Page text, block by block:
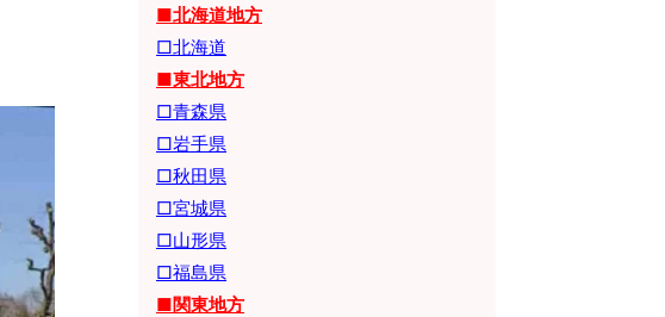
■北海道地方
□北海道
■東北地方
□青森県
□岩手県
□秋田県
□宮城県
□山形県
□福島県
■関東地方